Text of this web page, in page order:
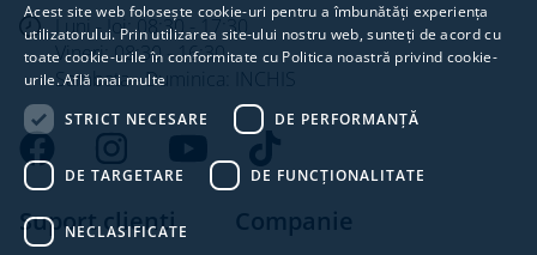
Luni - Joi: 08:30 - 17:30
Vineri: 08:30 - 16:30
Sambata - Duminica: INCHIS
Suport clienti Companie
Acest site web folosește cookie-uri pentru a îmbunătăți experiența
utilizatorului. Prin utilizarea site-ului nostru web, sunteți de acord cu
toate cookie-urile în conformitate cu Politica noastră privind cookie-
urile.Află mai multe
STRICT NECESARE
DE PERFORMANȚĂ
DE TARGETARE DE FUNCŢIONALITATE
NECLASIFICATE